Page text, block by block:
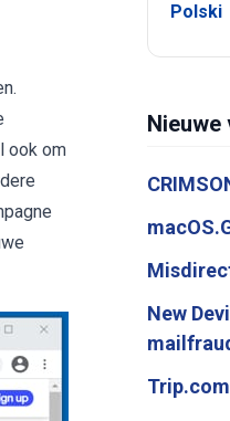
ook om
Polski
New